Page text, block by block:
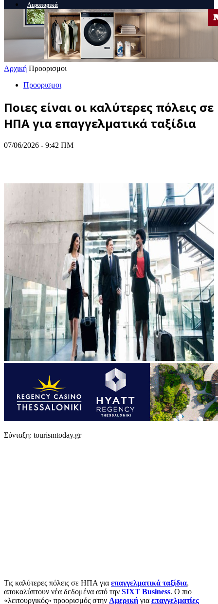
Αεροπορικά
Αρχική Προορισμοι
Προορισμοι
Ποιες είναι οι καλύτερες πόλεις σε
ΗΠΑ για επαγγελματικά ταξίδια
07/06/2026 - 9:42 ΠΜ
Σύνταξη: tourismtoday.gr
Τις καλύτερες πόλεις σε ΗΠΑ για επαγγελματικά ταξίδια,
αποκαλύπτουν νέα δεδομένα από την SIXT Business. Ο πιο
«λειτουργικός» προορισμός στην Αμερική για επαγγελματίες